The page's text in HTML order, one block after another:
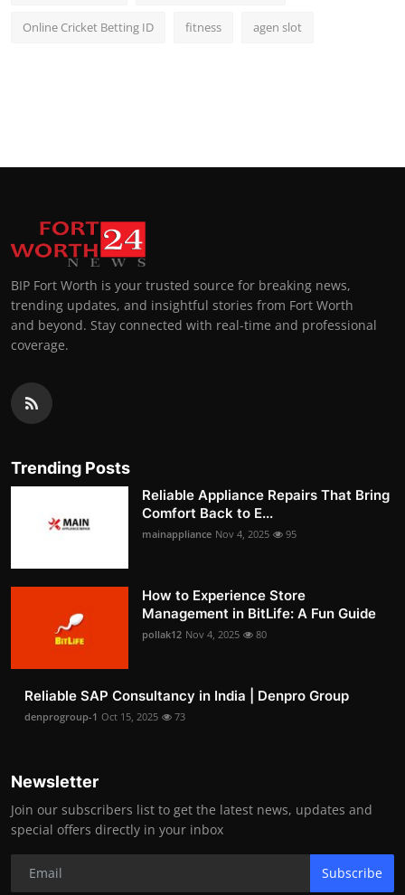
Online Cricket Betting ID fitness agen slot
BIP Fort Worth is your trusted source for breaking news,
trending updates, and insightful stories from Fort Worth
and beyond. Stay connected with real-time and professional
coverage.
Trending Posts
Reliable Appliance Repairs That Bring
Comfort Back to E...
mainappliance Nov 4, 2025 95
How to Experience Store
Management in BitLife: A Fun Guide
pollak12 Nov 4, 2025 80
Reliable SAP Consultancy in India | Denpro Group
denprogroup-1 Oct 15, 2025 73
Newsletter
Join our subscribers list to get the latest news, updates and
special offers directly in your inbox
Subscribe